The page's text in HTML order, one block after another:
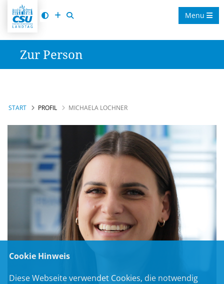
Menu
Zur Person
START PROFIL MICHAELA LOCHNER
Cookie Hinweis
Diese Webseite verwendet Cookies, die notwendig